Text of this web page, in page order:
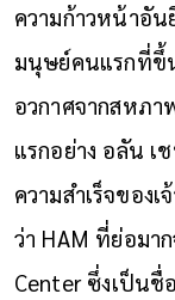
ความก้าวหน้าอั
มนุษย์คนแรกที่ขึ้
อวกาศจากสหภา
แรกอย่าง อลัน เ
ความสำเร็จของ
ว่า HAM ที่ย่อมา
Center ซึ่งเป็นชื่